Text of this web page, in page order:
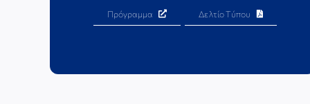
Πρόγραμμα Δελτίο Τύπου